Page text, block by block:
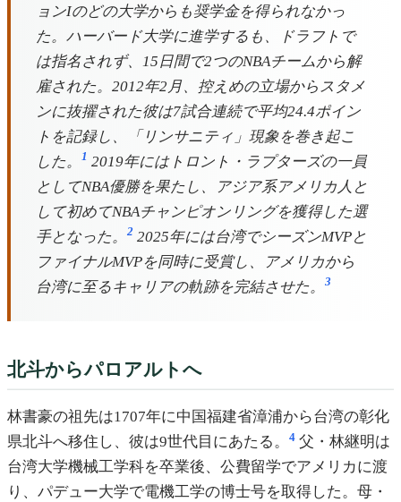
ョンIのどの大学からも奨学金を得られなかっ
た。ハーバード大学に進学するも、ドラフトで
は指名されず、15日間で2つのNBAチームから解
雇された。2012年2月、控えめの立場からスタメ
ンに抜擢された彼は7試合連続で平均24.4ポイン
トを記録し、「リンサニティ」現象を巻き起こ
した。
1 2019年にはトロント・ラプターズの一員
としてNBA優勝を果たし、アジア系アメリカ人と
して初めてNBAチャンピオンリングを獲得した選
手となった。
2 2025年には台湾でシーズンMVPと
ファイナルMVPを同時に受賞し、アメリカから
台湾に至るキャリアの軌跡を完結させた。
3
北斗からパロアルトへ
林書豪の祖先は1707年に中国福建省漳浦から台湾の彰化
県北斗へ移住し、彼は9世代目にあたる。
4 父・林継明は
台湾大学機械工学科を卒業後、公費留学でアメリカに渡
り、パデュー大学で電機工学の博士号を取得した。母・